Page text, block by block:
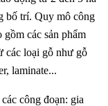
bố trí. Quy mô công
gồm các sản phẩm
các loại gỗ như gỗ
laminate...
công đoạn: gia